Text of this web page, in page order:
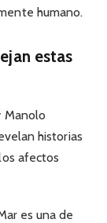
humano.
estas
Manolo
historias
afectos
es una de